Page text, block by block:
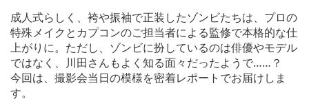
成人式らしく、袴や振袖で正装したゾンビたちは、プロの
特殊メイクとカプコンのご担当者による監修で本格的な仕
上がりに。ただし、ゾンビに扮しているのは俳優やモデル
ではなく、川田さんもよく知る面々だったようで……？
今回は、撮影会当日の模様を密着レポートでお届けしま
す。